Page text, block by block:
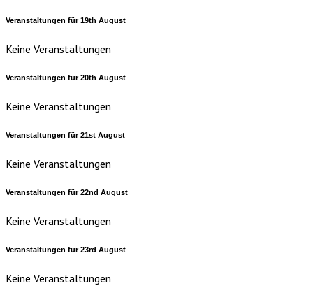
Veranstaltungen für19th August
Keine Veranstaltungen
Veranstaltungen für20th August
Keine Veranstaltungen
Veranstaltungen für21st August
Keine Veranstaltungen
Veranstaltungen für22nd August
Keine Veranstaltungen
Veranstaltungen für23rd August
Keine Veranstaltungen